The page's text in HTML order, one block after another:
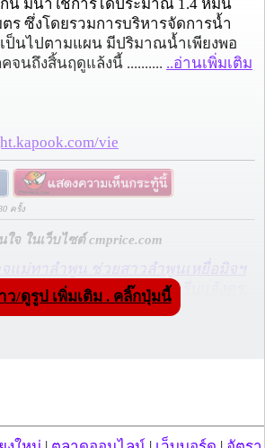
น มีน้ำใช้การได้ประมาณ 1.4 หมื่น
ร ซึ่งโดยรวมการบริหารจัดการน้ำ
เป็นไปตามแผน มีปริมาณน้ำเพียงพอ
จนถึงสิ้นฤดูแล้งนี้ .......... ..อ่านเพิ่มเติม
vie
ครั้ง
จ ในเว็บไซต์ cmprice.com
แม่ทาลำพูน ช่วยสาวลำพูนเหยื่อมิจฯ
อบสองแสน โชคดีรู้ตัวเร็ว! รีบแจ้งตร.
.สายด่วน 1441 อายัดบัญชี-ตามเงินได้
ว/ดูรูป เพิ่มเติม . คลิ๊กปุ่มนี้